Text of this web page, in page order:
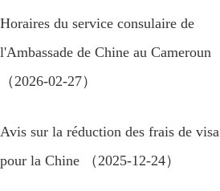
Horaires du service consulaire de
l'Ambassade de Chine au Cameroun
（2026-02-27）
Avis sur la réduction des frais de visa
pour la Chine （2025-12-24）